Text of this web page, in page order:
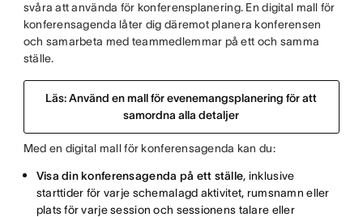
svåra att använda för konferensplanering. En digital mall för
konferensagenda låter dig däremot planera konferensen
och samarbeta med teammedlemmar på ett och samma
ställe.
Läs: Använd en mall för evenemangsplanering för att
samordna alla detaljer
Med en digital mall för konferensagenda kan du:
Visa din konferensagenda på ett ställe, inklusive
starttider för varje schemalagd aktivitet, rumsnamn eller
plats för varje session och sessionens talare eller